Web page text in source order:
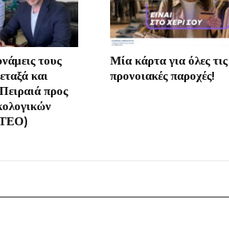
τους
και
προς
Μία κάρτα για όλες τις
προνοιακές παροχές!